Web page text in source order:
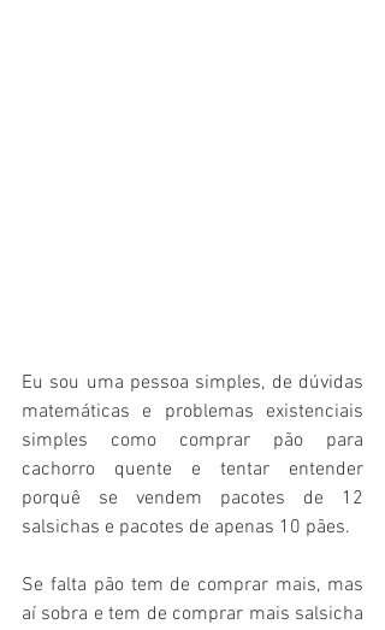
Eu sou uma pessoa simples, de dúvidas
matemáticas e problemas existenciais
simples como comprar pão para
cachorro quente e tentar entender
porquê se vendem pacotes de 12
salsichas e pacotes de apenas 10 pães.
Se falta pão tem de comprar mais, mas
aí sobra e tem de comprar mais salsicha